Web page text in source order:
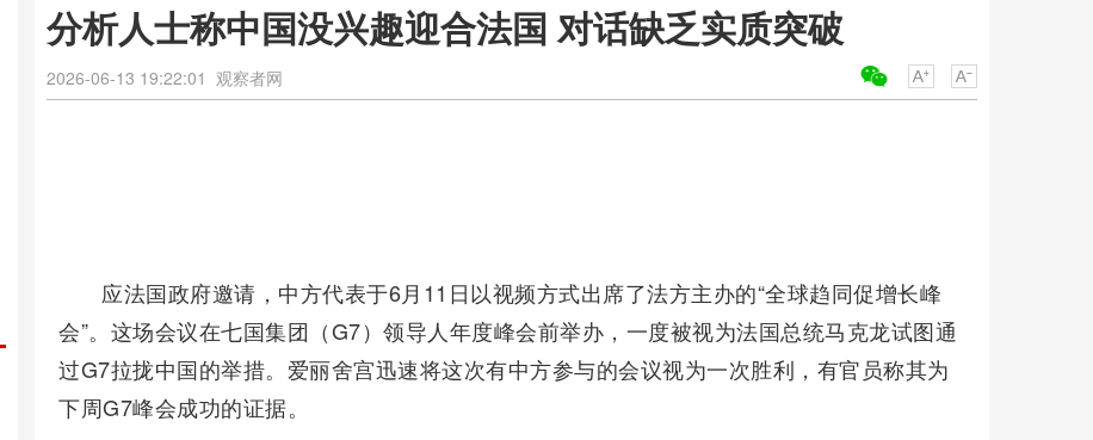
分析人士称中国没兴趣迎合法国 对话缺乏实质突破
2026-06-13 19:22:01 观察者网
应法国政府邀请，中方代表于6月11日以视频方式出席了法方主办的“全球趋同促增长峰
会”。这场会议在七国集团（G7）领导人年度峰会前举办，一度被视为法国总统马克龙试图通
过G7拉拢中国的举措。爱丽舍宫迅速将这次有中方参与的会议视为一次胜利，有官员称其为
下周G7峰会成功的证据。